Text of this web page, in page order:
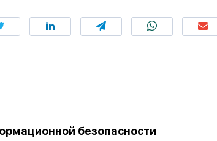
безопасности